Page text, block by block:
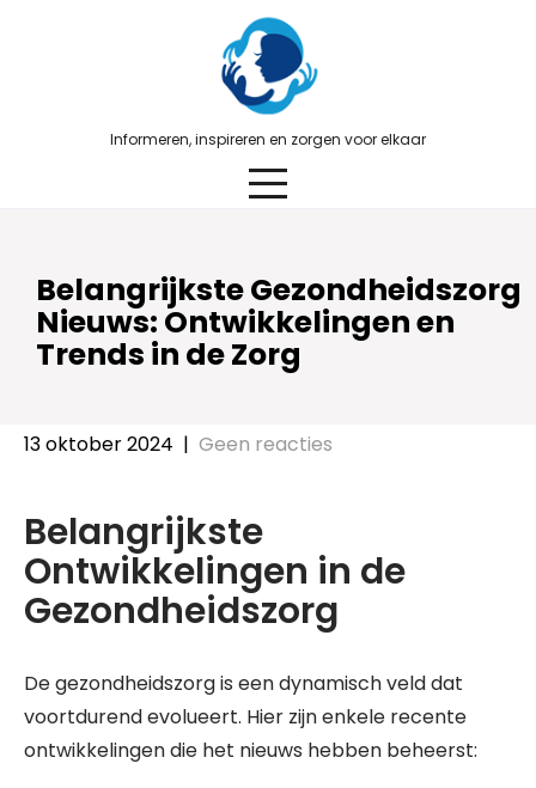
Informeren, inspireren en zorgen voor elkaar
Belangrijkste Gezondheidszorg
Nieuws: Ontwikkelingen en
Trends in de Zorg
13 oktober 2024 | Geen reacties
Belangrijkste
Ontwikkelingen in de
Gezondheidszorg
De gezondheidszorg is een dynamisch veld dat
voortdurend evolueert. Hier zijn enkele recente
ontwikkelingen die het nieuws hebben beheerst: